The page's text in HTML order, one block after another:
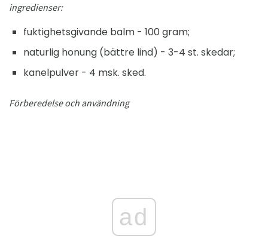
ingredienser:
fuktighetsgivande balm - 100 gram;
naturlig honung (bättre lind) - 3-4 st. skedar;
kanelpulver - 4 msk. sked.
Förberedelse och användning
ad